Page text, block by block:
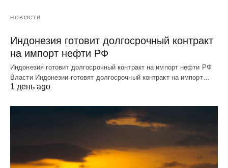
НОВОСТИ
Индонезия готовит долгосрочный контракт
на импорт нефти РФ
Индонезия готовит долгосрочный контракт на импорт нефти РФ
Власти Индонезии готовят долгосрочный контракт на импорт…
1 день ago